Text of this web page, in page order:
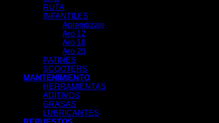
RUTA
INFANTILES
Aprendizaje
Aro 12
Aro 16
Aro 20
PATINES
SCOOTERS
MANTENIMIENTO
HERRAMIENTAS
ADITIVOS
GRASAS
LUBRICANTES